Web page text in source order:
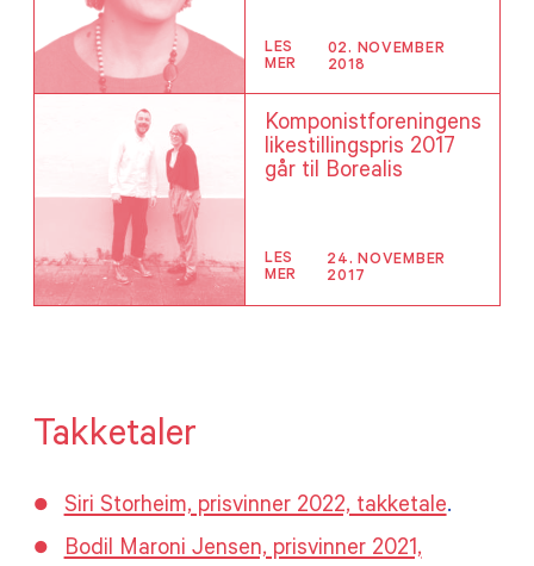
LES
MER
02. NOVEMBER
2018
Komponistforeningens
likestillingspris 2017
går til Borealis
LES
MER
24. NOVEMBER
2017
Takketaler
Siri Storheim, prisvinner 2022, takketale.
Bodil Maroni Jensen, prisvinner 2021,